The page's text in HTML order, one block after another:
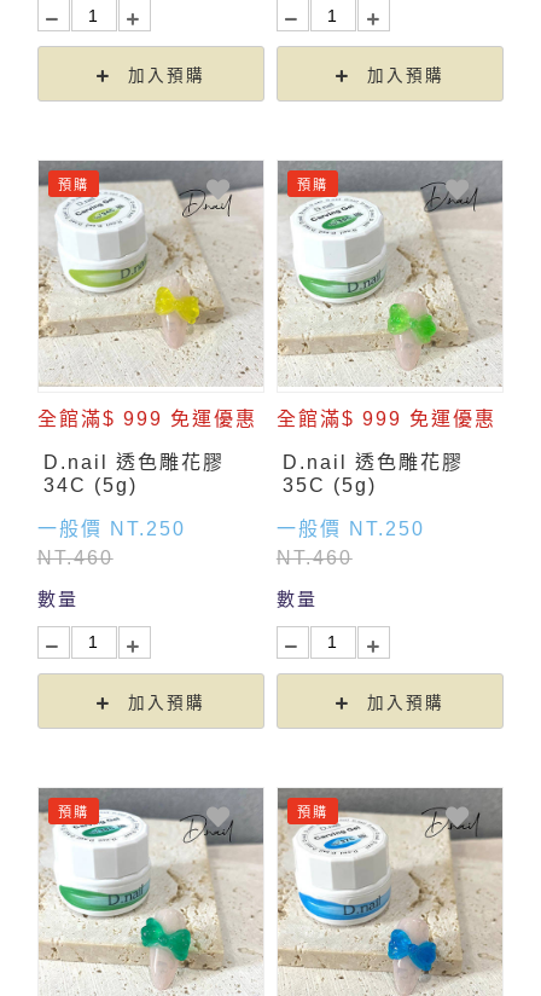
加入預購 加入預購
預購
全館滿$ 999 免運優惠
D.nail 透色雕花膠
34C (5g)
一般價 NT.250
NT.460
數量
加入預購
預購
全館滿$ 999 免運優惠
D.nail 透色雕花膠
35C (5g)
一般價 NT.250
NT.460
數量
加入預購
預購 預購